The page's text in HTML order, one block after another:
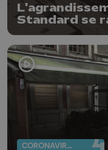
Standard se
CORONAVIRUS